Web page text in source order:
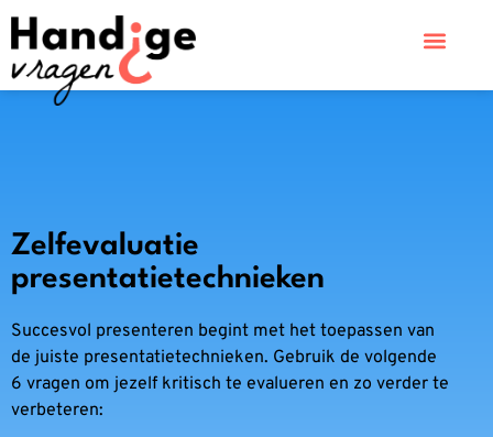
Zelfevaluatie
presentatietechnieken
Succesvol presenteren begint met het toepassen van
de juiste presentatietechnieken. Gebruik de volgende
6 vragen om jezelf kritisch te evalueren en zo verder te
verbeteren: